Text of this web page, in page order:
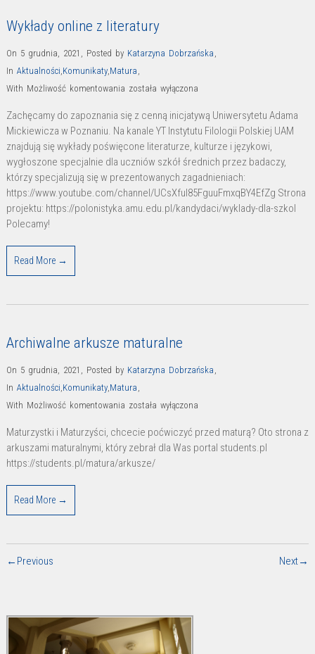
Wykłady online z literatury
On 5 grudnia, 2021 , Posted by Katarzyna Dobrzańska ,
In Aktualności,Komunikaty,Matura ,
With Możliwość komentowania Wykłady
z
literatury
została wyłączona
Zachęcamy do zapoznania się z cenną inicjatywą Uniwersytetu Adama
Mickiewicza w Poznaniu. Na kanale YT Instytutu Filologii Polskiej UAM
znajdują się wykłady poświęcone literaturze, kulturze i językowi,
wygłoszone specjalnie dla uczniów szkół średnich przez badaczy,
którzy specjalizują się w prezentowanych zagadnieniach:
https://www.youtube.com/channel/UCsXful85FguuFmxqBY4EfZg Strona
projektu: https://polonistyka.amu.edu.pl/kandydaci/wyklady-dla-szkol
Polecamy!
Read More →
Archiwalne arkusze maturalne
On 5 grudnia, 2021 , Posted by Katarzyna Dobrzańska ,
In Aktualności,Komunikaty,Matura ,
With Możliwość komentowania Archiwalne
maturalne
została wyłączona
Maturzystki i Maturzyści, chcecie poćwiczyć przed maturą? Oto strona z
arkuszami maturalnymi, który zebrał dla Was portal students.pl
https://students.pl/matura/arkusze/
Read More →
←Previous Next→